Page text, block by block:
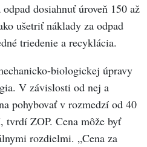
dosiahnuť úroveň 150 až
ušetriť náklady za odpad
triedenie a recyklácia.
biologickej úpravy
V závislosti od nej a
pohybovať v rozmedzí od 40
tvrdí ZOP. Cena môže byť
rozdielmi. „Cena za